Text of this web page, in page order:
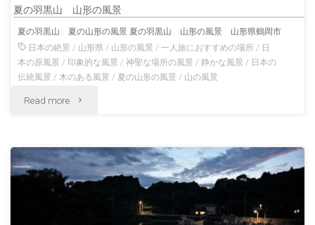
景
山
口
の
景"
夏の羽黒山 山形の風景
夏の羽黒山 夏の山形の風景 夏の羽黒山 山形の風景 山形県鶴岡市
日本の絶景 / 山形県 / 山形の風景 /一人旅におすすめの場所 / 日
本の原風景 / 印象的な風景 /神聖な場所の風景 / 静かな風景 / 日本の
伝統風景 /木のある風景 / 夏の山形の風景 / 山の風景
Read more "夏
羽
黒